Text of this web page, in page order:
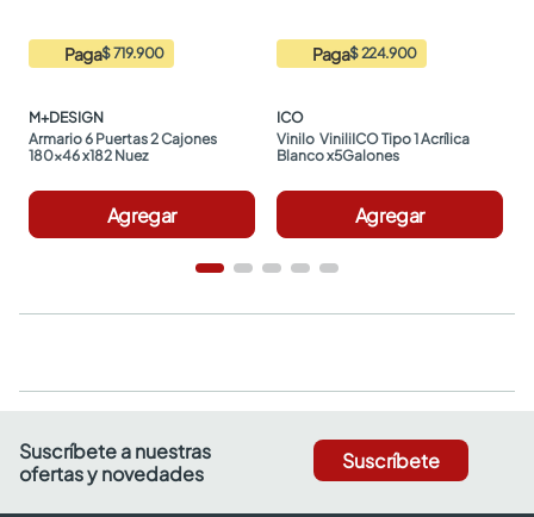
Paga$ 719.900
M+DESIGN
Armario 6 Puertas 2 Cajones
180x46 x182 Nuez
Agregar
Paga$ 224.900
ICO
Vinilo  ViniliICO Tipo 1 Acrílica
Blanco x5Galones
Agregar
Suscríbete a nuestras
ofertas y novedades
Suscríbete